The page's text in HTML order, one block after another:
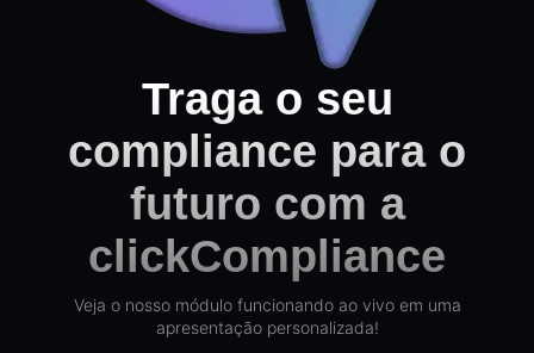
Traga o seu
compliance para o
futuro com a
clickCompliance
Veja o nosso módulo funcionando ao vivo em uma
apresentação personalizada!